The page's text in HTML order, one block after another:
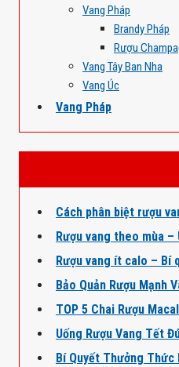
Vang Pháp
Brandy Pháp
Rượu
Vang Tây Ban Nha
Vang Úc
Vang Pháp
Cách phân biệt rượu
Rượu vang theo mùa
Rượu vang ít calo – Bí
Bảo Quản Rượu Mạnh
TOP 5 Chai Rượu
Uống Rượu Vang Tết
Bí Quyết Thưởng